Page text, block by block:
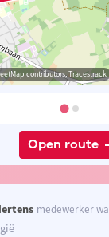
contributors, Tracestrack
Open route
medewerker